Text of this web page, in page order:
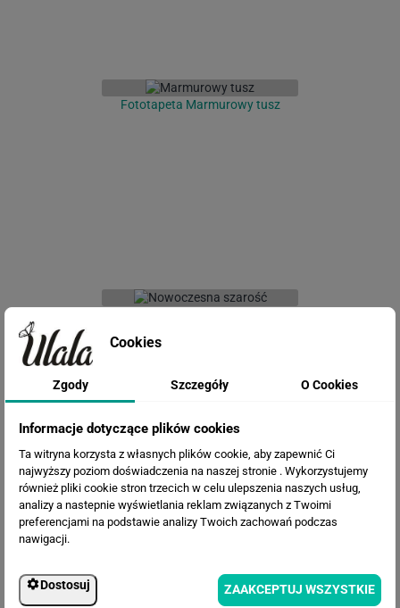
Fototapeta Marmurowy tusz
Fototapeta Malarstwo Abstrakcja
Cookies
Zgody Szczegóły O Cookies
Informacje dotyczące plików cookies
Ta witryna korzysta z własnych plików cookie, aby zapewnić Ci
najwyższy poziom doświadczenia na naszej stronie . Wykorzystujemy
również pliki cookie stron trzecich w celu ulepszenia naszych usług,
analizy a nastepnie wyświetlania reklam związanych z Twoimi
preferencjami na podstawie analizy Twoich zachowań podczas
nawigacji.
Dostosuj ZAAKCEPTUJ WSZYSTKIE